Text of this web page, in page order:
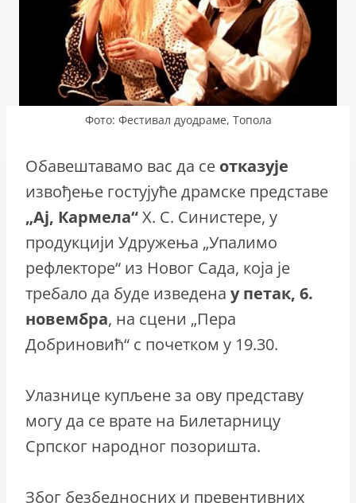
Фото: Фестивал дуодраме, Топола
Обавештавамо вас да се отказује
извођење гостујуће драмске представе
„Ај, Кармела“Х. С. Синистере, у
продукцији Удружења „Упалимо
рефлекторе“ из Новог Сада, која је
требало да буде изведена у петак, 6.
новембра, на сцени „Пера
Добриновић“ с почетком у 19.30.
Улазнице купљене за ову представу
могу да се врате на Билетарницу
Српског народног позоришта.
Због безбедносних и превентивних